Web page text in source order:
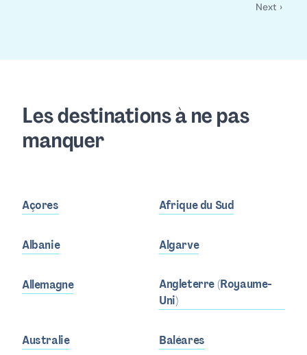
Page
Next ›
Les destinations à ne pas
manquer
Açores Afrique du Sud
Albanie Algarve
Allemagne
Angleterre (Royaume-
Uni)
Australie Baléares